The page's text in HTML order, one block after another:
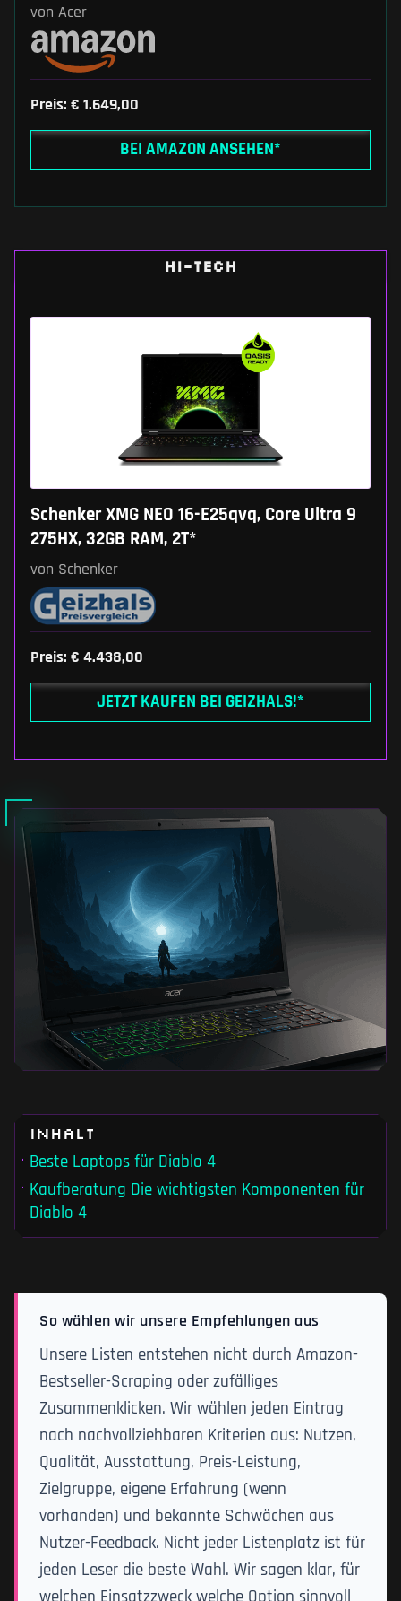
von Acer
Preis: € 1.649,00
BEI AMAZON ANSEHEN*
HI-TECH
Schenker XMG NEO 16-E25qvq, Core Ultra 9
275HX, 32GB RAM, 2T*
von Schenker
Preis: € 4.438,00
JETZT KAUFEN BEI GEIZHALS!*
Inhalt
Beste Laptops für Diablo 4
Kaufberatung Die wichtigsten Komponenten für
Diablo 4
So wählen wir unsere Empfehlungen aus
Unsere Listen entstehen nicht durch Amazon-
Bestseller-Scraping oder zufälliges
Zusammenklicken. Wir wählen jeden Eintrag
nach nachvollziehbaren Kriterien aus: Nutzen,
Qualität, Ausstattung, Preis-Leistung,
Zielgruppe, eigene Erfahrung (wenn
vorhanden) und bekannte Schwächen aus
Nutzer-Feedback. Nicht jeder Listenplatz ist für
jeden Leser die beste Wahl. Wir sagen klar, für